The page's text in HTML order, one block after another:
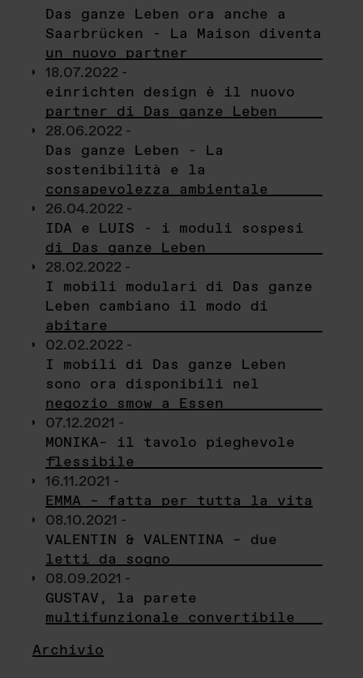
Das ganze Leben ora anche a
Saarbrücken - La Maison diventa
un nuovo partner
18.07.2022 -
einrichten design è il nuovo
partner di Das ganze Leben
28.06.2022 -
Das ganze Leben - La
sostenibilità e la
consapevolezza ambientale
26.04.2022 -
IDA e LUIS - i moduli sospesi
di Das ganze Leben
28.02.2022 -
I mobili modulari di Das ganze
Leben cambiano il modo di
abitare
02.02.2022 -
I mobili di Das ganze Leben
sono ora disponibili nel
negozio smow a Essen
07.12.2021 -
MONIKA– il tavolo pieghevole
flessibile
16.11.2021 -
EMMA – fatta per tutta la vita
08.10.2021 -
VALENTIN & VALENTINA – due
letti da sogno
08.09.2021 -
GUSTAV, la parete
multifunzionale convertibile
Archivio